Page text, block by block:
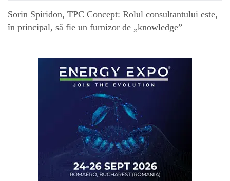
Sorin Spiridon, TPC Concept: Rolul consultantului este,
în principal, să fie un furnizor de „knowledge”